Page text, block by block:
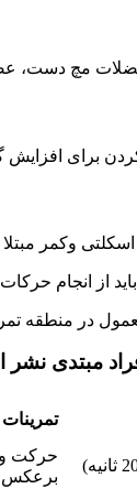
مچ دست،
برای
وکمر
از انجام
در منطقه
مبتدی
تمرینات
حرکت
برعکس